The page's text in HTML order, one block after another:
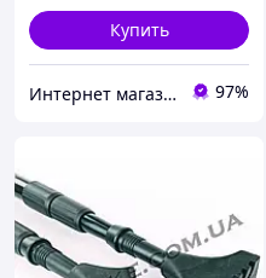
Купить
Интернет магазин Sport-Kvartal.com.ua №1 по спортивным товарам. 97%